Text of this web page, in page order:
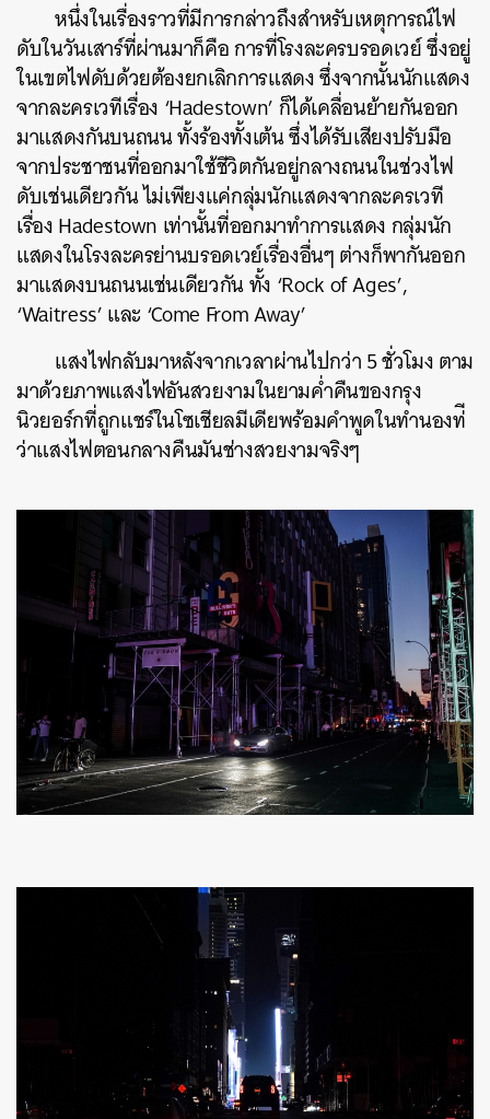
หนึ่งในเรื่องราวที่มีการกล่าวถึงสำหรับเหตุการณ์ไฟ
ดับในวันเสาร์ที่ผ่านมาก็คือ การที่โรงละครบรอดเวย์ ซึ่งอยู่
ในเขตไฟดับด้วยต้องยกเลิกการแสดง ซึ่งจากนั้นนักแสดง
จากละครเวทีเรื่อง ‘Hadestown’ ก็ได้เคลื่อนย้ายกันออก
มาแสดงกันบนถนน ทั้งร้องทั้งเต้น ซึ่งได้รับเสียงปรับมือ
จากประชาชนที่ออกมาใช้ชีวิตกันอยู่กลางถนนในช่วงไฟ
ดับเช่นเดียวกัน ไม่เพียงแค่กลุ่มนักแสดงจากละครเวที
เรื่อง Hadestown เท่านั้นที่ออกมาทำการแสดง กลุ่มนัก
แสดงในโรงละครย่านบรอดเวย์เรื่องอื่นๆ ต่างก็พากันออก
มาแสดงบนถนนเช่นเดียวกัน ทั้ง ‘Rock of Ages’,
‘Waitress’และ ‘Come From Away’
แสงไฟกลับมาหลังจากเวลาผ่านไปกว่า 5 ชั่วโมง ตาม
มาด้วยภาพแสงไฟอันสวยงามในยามค่ำคืนของกรุง
นิวยอร์กที่ถูกแชร์ในโซเชียลมีเดียพร้อมคำพูดในทำนองท่ี
ว่าแสงไฟตอนกลางคืนมันช่างสวยงามจริงๆ